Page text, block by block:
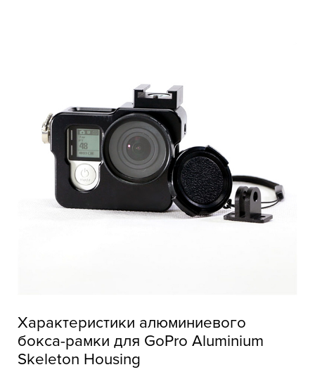
Характеристики алюминиевого
бокса-рамки для GoPro Aluminium
Skeleton Housing